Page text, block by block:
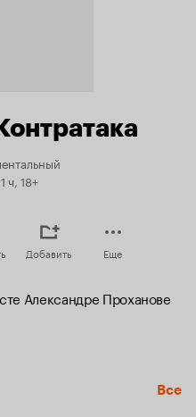
ч, 18+
Добавить Еще
Александре Проханове
Все